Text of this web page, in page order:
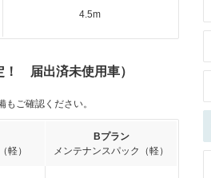
4.5m
！ 届出済未使用車）
ご確認ください。
軽）
Bプラン
メンテナンスパック（軽）